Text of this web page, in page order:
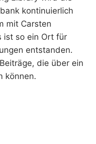
kontinuierlich
mit Carsten
ist so ein Ort für
entstanden.
die über ein
können.